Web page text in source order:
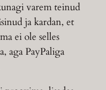
varem teinud
ja kardan, et
ei ole selles
aga PayPaliga